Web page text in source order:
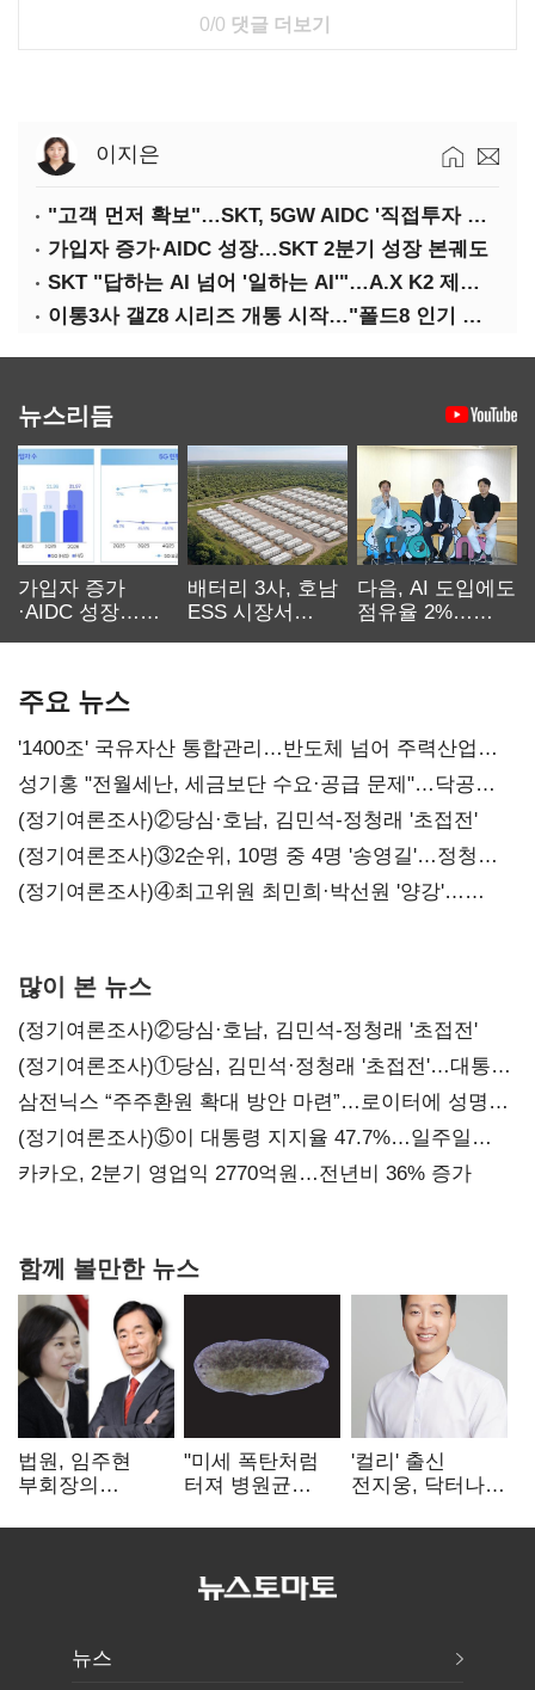
0/0 댓글 더보기
이지은
"고객 먼저 확보"…SKT, 5GW AIDC '직접투자 최소화'
가입자 증가·AIDC 성장…SKT 2분기 성장 본궤도
SKT "답하는 AI 넘어 '일하는 AI'"…A.X K2 제조·국방 확산
이통3사 갤Z8 시리즈 개통 시작…"폴드8 인기 가장 높아"
뉴스리듬
가입자 증가
·AIDC 성장…
배터리 3사, 호남
ESS 시장서
다음, AI 도입에도
점유율 2%…
주요 뉴스
'1400조' 국유자산 통합관리…반도체 넘어 주력산업
구조혁신
성기홍 "전월세난, 세금보단 수요·공급 문제"…닥공
시사
(정기여론조사)②당심·호남, 김민석-정청래 '초접전'
(정기여론조사)③2순위, 10명 중 4명 '송영길'…정청래
'한 자릿수'
(정기여론조사)④최고위원 최민희·박선원 '양강'…
많이 본 뉴스
(정기여론조사)②당심·호남, 김민석-정청래 '초접전'
(정기여론조사)①당심, 김민석·정청래 '초접전'…대통령
지지도 '50% 아래로'(종합)
삼전닉스 “주주환원 확대 방안 마련”…로이터에 성명
보내
(정기여론조사)⑤이 대통령 지지율 47.7%…일주일
만에 다시 40%대
카카오, 2분기 영업익 2770억원…전년비 36% 증가
함께 볼만한 뉴스
법원, 임주현
부회장의
주식 가압류 결정
"미세 폭탄처럼
터져 병원균
'컬리' 출신
전지웅, 닥터나우
뉴스